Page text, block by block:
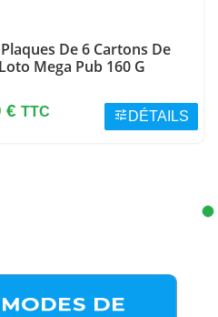
De 6 Cartons De
Loto Mega Pub 160 G
€ TTC tune DÉTAILS